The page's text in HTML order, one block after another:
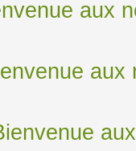
aux
aux